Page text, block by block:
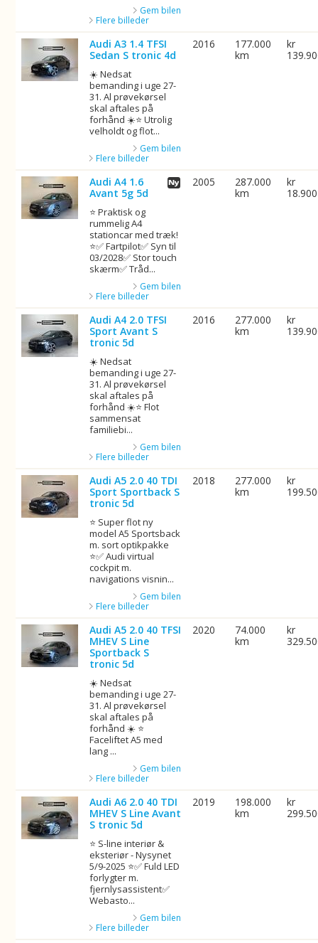
Gem bilen
Flere billeder
Audi A3 1.4 TFSI
Sedan S tronic 4d
☀️ Nedsat
bemanding i uge 27-
31. Al prøvekørsel
skal aftales på
forhånd ☀️⭐ Utrolig
velholdt og flot...
Gem bilen
Flere billeder
2016
177.000
km
kr
Audi A4 1.6
Avant 5g 5d
⭐ Praktisk og
rummelig A4
stationcar med træk!
⭐✅ Fartpilot✅ Syn til
03/2028✅ Stor touch
skærm✅ Tråd...
Gem bilen
Flere billeder
2005
287.000
km
kr
18.900
Audi A4 2.0 TFSI
Sport Avant S
tronic 5d
☀️ Nedsat
bemanding i uge 27-
31. Al prøvekørsel
skal aftales på
forhånd ☀️⭐ Flot
sammensat
familiebi...
Gem bilen
Flere billeder
2016
277.000
km
kr
Audi A5 2.0 40 TDI
Sport Sportback S
tronic 5d
⭐ Super flot ny
model A5 Sportsback
m. sort optikpakke
⭐✅ Audi virtual
cockpit m.
navigations visnin...
Gem bilen
Flere billeder
2018
277.000
km
kr
Audi A5 2.0 40 TFSI
MHEV S Line
Sportback S
tronic 5d
☀️ Nedsat
bemanding i uge 27-
31. Al prøvekørsel
skal aftales på
forhånd ☀️ ⭐
Faceliftet A5 med
lang ...
Gem bilen
Flere billeder
2020
74.000
km
kr
Audi A6 2.0 40 TDI
MHEV S Line Avant
S tronic 5d
⭐ S-line interiør &
eksteriør - Nysynet
5/9-2025 ⭐✅ Fuld LED
forlygter m.
fjernlysassistent✅
Webasto...
Gem bilen
Flere billeder
2019
198.000
km
kr